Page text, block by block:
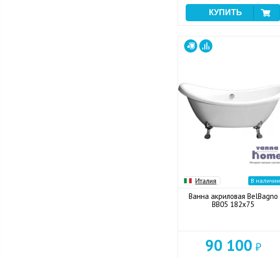
Италия В наличии
Ванна акриловая BelBagno
BB05 182x75
90 100 ₽